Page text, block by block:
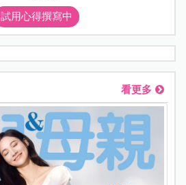
試用心得撰寫中
看更多